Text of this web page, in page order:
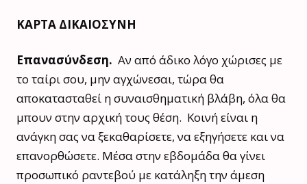
ΚΑΡΤΑ ΔΙΚΑΙΟΣΥΝΗ
Επανασύνδεση. Αν από άδικο λόγο χώρισες με
το ταίρι σου, μην αγχώνεσαι, τώρα θα
αποκατασταθεί η συναισθηματική βλάβη, όλα θα
μπουν στην αρχική τους θέση. Κοινή είναι η
ανάγκη σας να ξεκαθαρίσετε, να εξηγήσετε και να
επανορθώσετε. Μέσα στην εβδομάδα θα γίνει
προσωπικό ραντεβού με κατάληξη την άμεση